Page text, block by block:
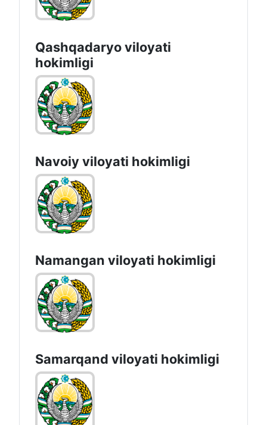
Qashqadaryo viloyati
hоkimligi
Navoiy vilоyati hоkimligi
Namangan vilоyati hоkimligi
Samarqand viloyati hokimligi